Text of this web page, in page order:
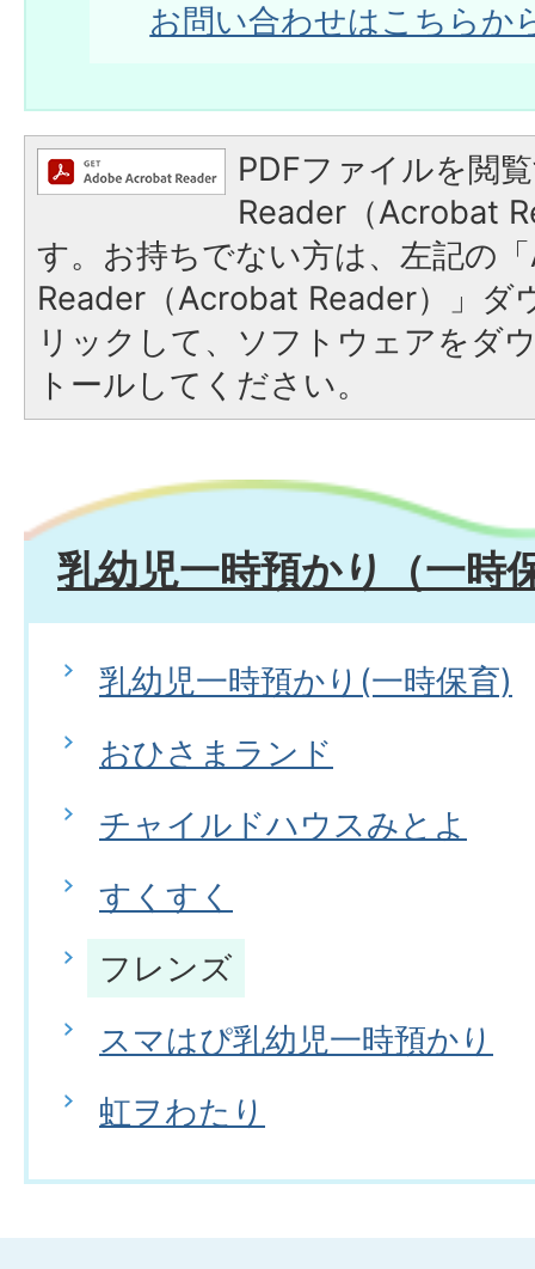
お問い合わせはこちらか
PDFファイルを閲
Reader（Acrobat
す。お持ちでない方は、左記の
Reader（Acrobat Reader）」ダ
リックして、ソフトウェアをダ
トールしてください。
乳幼児一時預かり（一時
乳幼児一時預かり(一時保育)
おひさまランド
チャイルドハウスみとよ
すくすく
フレンズ
スマはぴ乳幼児一時預かり
虹ヲわたり